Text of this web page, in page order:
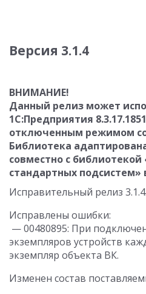
Версия 3.1.4
ВНИМАНИЕ!
Данный релиз может
1С:Предприятия
отключенным режимом
Библиотека
совместно с
стандартных подсистем»
Исправительный релиз
Исправлены ошибки:
— 00480895: При
экземпляров устройств
экземпляр объекта ВК.
Изменен состав